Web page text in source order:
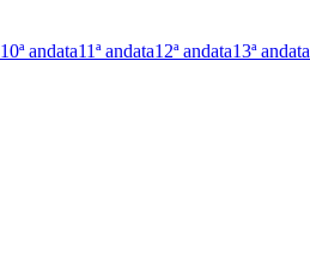
10ª andata11ª andata12ª andata13ª andata